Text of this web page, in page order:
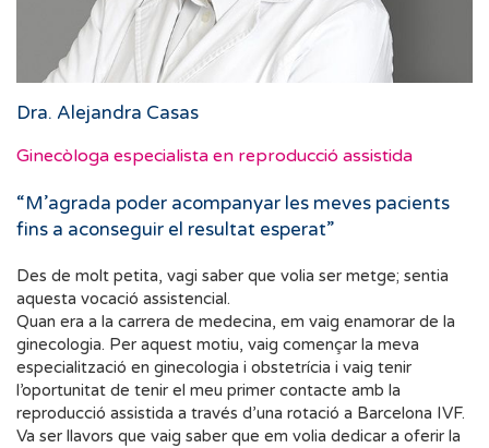
Dra. Alejandra Casas
Ginecòloga especialista en reproducció assistida
“M’agrada poder acompanyar les meves pacients
fins a aconseguir el resultat esperat”
Des de molt petita, vagi saber que volia ser metge; sentia
aquesta vocació assistencial.
Quan era a la carrera de medecina, em vaig enamorar de la
ginecologia. Per aquest motiu, vaig començar la meva
especialització en ginecologia i obstetrícia i vaig tenir
l’oportunitat de tenir el meu primer contacte amb la
reproducció assistida a través d’una rotació a Barcelona IVF.
Va ser llavors que vaig saber que em volia dedicar a oferir la